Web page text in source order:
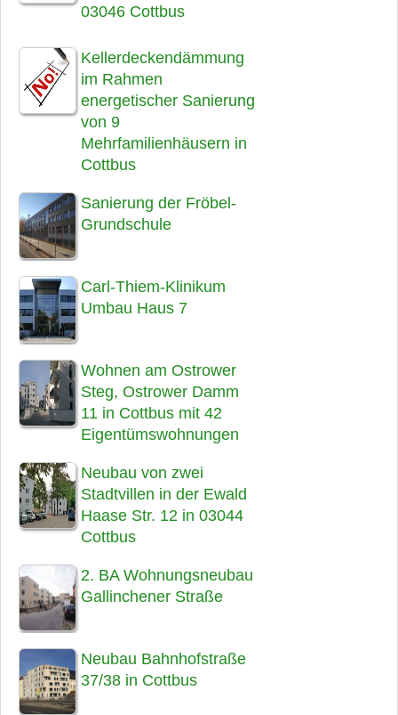
03046 Cottbus
Kellerdeckendämmung
im Rahmen
energetischer Sanierung
von 9
Mehrfamilienhäusern in
Cottbus
Sanierung der Fröbel-
Grundschule
Carl-Thiem-Klinikum
Umbau Haus 7
Wohnen am Ostrower
Steg, Ostrower Damm
11 in Cottbus mit 42
Eigentümswohnungen
Neubau von zwei
Stadtvillen in der Ewald
Haase Str. 12 in 03044
Cottbus
2. BA Wohnungsneubau
Gallinchener Straße
Neubau Bahnhofstraße
37/38 in Cottbus